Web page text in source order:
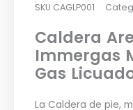
SKU CAGLP001
Caldera
Immergas
Gas
La Caldera de pie,